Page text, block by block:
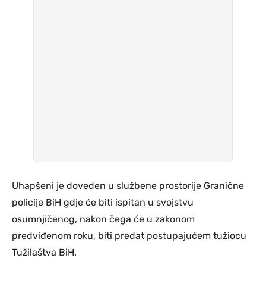
Uhapšeni je doveden u službene prostorije Granične
policije BiH gdje će biti ispitan u svojstvu
osumnjičenog, nakon čega će u zakonom
predviđenom roku, biti predat postupajućem tužiocu
Tužilaštva BiH.